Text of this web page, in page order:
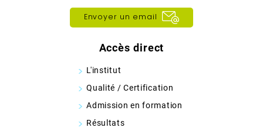
Envoyer un email
Accès direct
L'institut
Qualité / Certification
Admission en formation
Résultats